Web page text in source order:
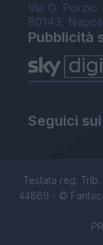
Via G. Porzio
80143, Napoli
Pubblicità
Seguici
Testata reg.
44869 - ©